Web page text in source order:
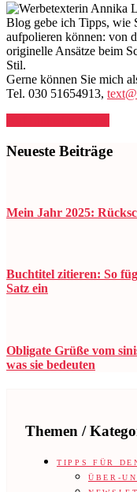
Blog gebe ich Tipps, wie
aufpolieren können: von
originelle Ansätze beim
Stil.
Gerne können Sie mich
Tel. 030 51654913,
Neueste Beiträge
Mein Jahr 2025:
Buchtitel zitieren: So
Satz ein
Obligate Grüße vom
was sie bedeuten
Themen /
TIPPS FÜR
ÜBER-